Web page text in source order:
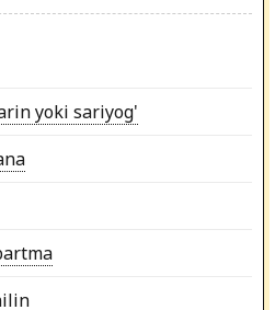
yoki sariyog'